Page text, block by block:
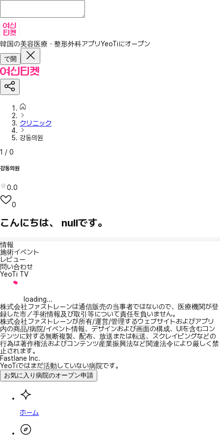
韓国の美容医療・整形外科アプリYeoTiにオープン
で開
クリニック
강동의원
1 / 0
강동의원
0.0
0
こんにちは、 nullです。
情報
施術イベント
レビュー
問い合わせ
YeoTi TV
loading...
株式会社ファストレーンは通信販売の当事者ではないので、医療機関が登
録した市／手術情報及び取引等について責任を負いません。
株式会社ファストレーンが所有/運営/管理するウェブサイトおよびアプリ
内の商品/病院/イベント情報、デザインおよび画面の構成、UIを含むコン
テンツに対する無断複製、配布、放送または転送、スクレイピングなどの
行為は著作権法およびコンテンツ産業振興法など関連法令により厳しく禁
止されます。
Fastlane Inc.
YeoTiではまだ活動していない病院です。
お気に入り病院のオープン申請
ホーム